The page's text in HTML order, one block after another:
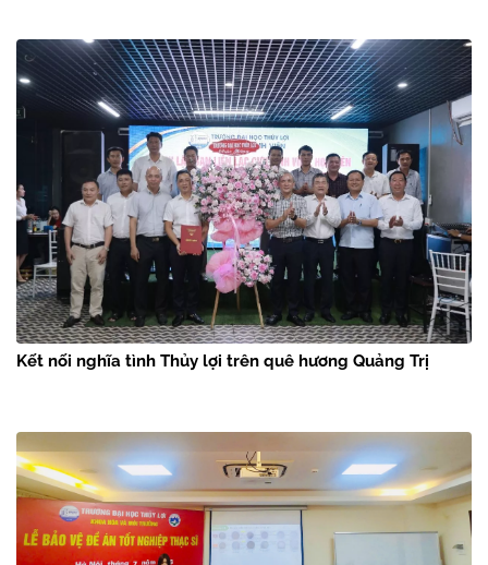
Kết nối nghĩa tình Thủy lợi trên quê hương Quảng Trị